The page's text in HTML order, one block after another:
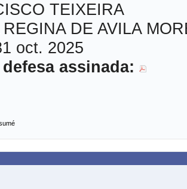
TEIXEIRA
REGINA DE AVILA
oct. 2025
assinada: